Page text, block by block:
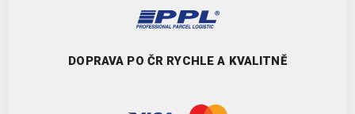
DOPRAVA PO ČR RYCHLE A KVALITNĚ